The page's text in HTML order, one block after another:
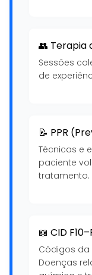
👥 Terapia
Sessões
de
📝 PPR
Técnicas e
paciente
tratamento.
📖 CID
Códigos da
Doenças